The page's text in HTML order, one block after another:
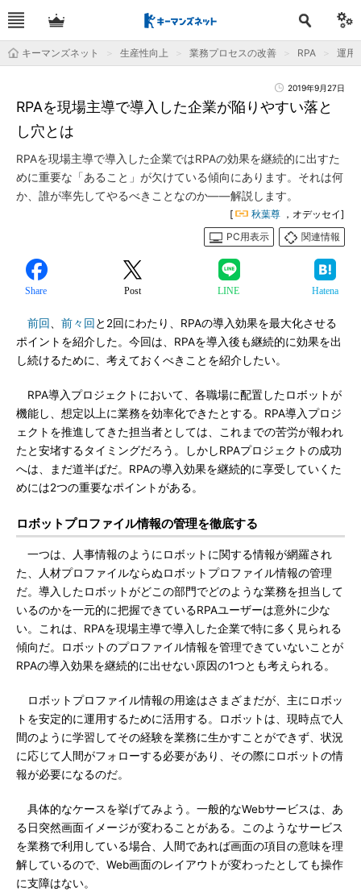
キーマンズネット 生産性向上 業務プロセスの改善 RPA 運用
2019年9月27日
RPAを現場主導で導入した企業が陥りやすい落と
し穴とは
RPAを現場主導で導入した企業ではRPAの効果を継続的に出すた
めに重要な「あること」が欠けている傾向にあります。それは何
か、誰が率先してやるべきことなのか――解説します。
[ 秋葉尊 ，オデッセイ]
PC用表示
関連情報
Share Post LINE Hatena
前回 前々回 と2回にわたり、RPAの導入効果を最大化させる
ポイントを紹介した。今回は、RPAを導入後も継続的に効果を出
し続けるために、考えておくべきことを紹介したい。
RPA導入プロジェクトにおいて、各職場に配置したロボットが
機能し、想定以上に業務を効率化できたとする。RPA導入プロジ
ェクトを推進してきた担当者としては、これまでの苦労が報われ
たと安堵するタイミングだろう。しかしRPAプロジェクトの成功
へは、まだ道半ばだ。RPAの導入効果を継続的に享受していくた
めには2つの重要なポイントがある。
ロボットプロファイル情報の管理を徹底する
一つは、人事情報のようにロボットに関する情報が網羅され
た、人材プロファイルならぬロボットプロファイル情報の管理
だ。導入したロボットがどこの部門でどのような業務を担当して
いるのかを一元的に把握できているRPAユーザーは意外に少な
い。これは、RPAを現場主導で導入した企業で特に多く見られる
傾向だ。ロボットのプロファイル情報を管理できていないことが
RPAの導入効果を継続的に出せない原因の1つとも考えられる。
ロボットプロファイル情報の用途はさまざまだが、主にロボッ
トを安定的に運用するために活用する。ロボットは、現時点で人
間のように学習してその経験を業務に生かすことができず、状況
に応じて人間がフォローする必要があり、その際にロボットの情
報が必要になるのだ。
具体的なケースを挙げてみよう。一般的なWebサービスは、あ
る日突然画面イメージが変わることがある。このようなサービス
を業務で利用している場合、人間であれば画面の項目の意味を理
解しているので、Web画面のレイアウトが変わったとしても操作
に支障はない。